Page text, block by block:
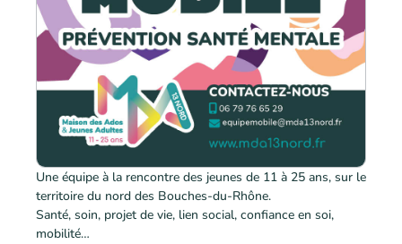
Une équipe à la rencontre des jeunes de 11 à 25 ans, sur le
territoire du nord des Bouches-du-Rhône.
Santé, soin, projet de vie, lien social, confiance en soi,
mobilité…